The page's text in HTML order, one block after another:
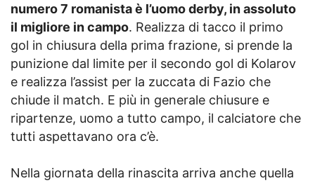
numero 7 romanista è l’uomo derby, in assoluto
il migliore in campo. Realizza di tacco il primo
gol in chiusura della prima frazione, si prende la
punizione dal limite per il secondo gol di Kolarov
e realizza l’assist per la zuccata di Fazio che
chiude il match. E più in generale chiusure e
ripartenze, uomo a tutto campo, il calciatore che
tutti aspettavano ora c’è.
Nella giornata della rinascita arriva anche quella